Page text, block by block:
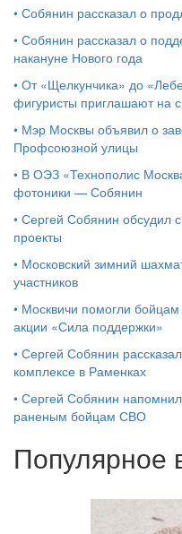
• Собянин рассказал о
• Собянин рассказал о
накануне Нового года
• От «Щелкунчика» до
фигуристы приглашают на
• Мэр Москвы объявил о
Профсоюзной улицы
• В ОЭЗ «Технополис
фотоники — Собянин
• Сергей Собянин обсудил
проекты
• Московский зимний
участников
• Москвичи помогли
акции «Сила поддержки»
• Сергей Собянин
комплексе в Раменках
• Сергей Собянин
раненым бойцам СВО
Популярное